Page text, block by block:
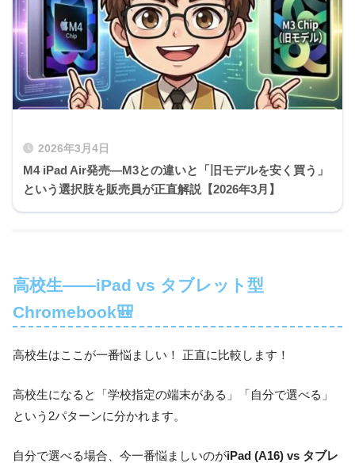
2026年3月4日
M4 iPad Air発売—M3との違いと「旧モデルを安く買う」
という選択肢を販売員が正直解説【2026年3月】
高校生——iPad vs タブレット型
Chromebook🎒
高校生はここが一番悩ましい！ 正直に比較します！
高校生になると「学校指定の端末がある」「自分で選べる」
という2パターンに分かれます。
自分で選べる場合、今一番悩ましいのがiPad (A16) vs タブレ